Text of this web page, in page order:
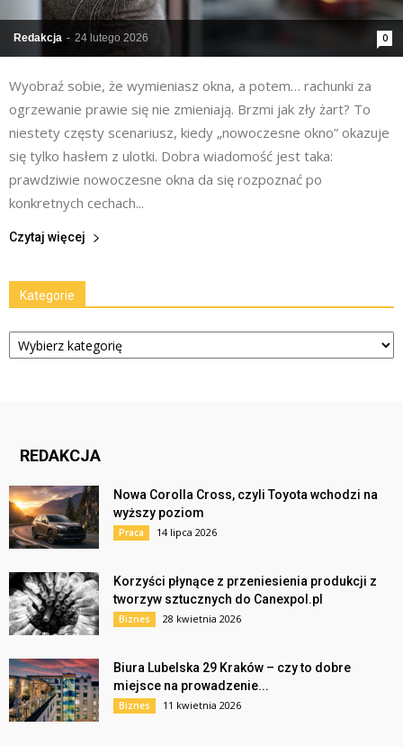
Redakcja - 24 lutego 2026 0
Wyobraź sobie, że wymieniasz okna, a potem… rachunki za
ogrzewanie prawie się nie zmieniają. Brzmi jak zły żart? To
niestety częsty scenariusz, kiedy „nowoczesne okno” okazuje
się tylko hasłem z ulotki. Dobra wiadomość jest taka:
prawdziwie nowoczesne okna da się rozpoznać po
konkretnych cechach...
Czytaj więcej
Kategorie
Kategorie
REDAKCJA
Nowa Corolla Cross, czyli Toyota wchodzi na
wyższy poziom
Praca 14 lipca 2026
Korzyści płynące z przeniesienia produkcji z
tworzyw sztucznych do Canexpol.pl
Biznes 28 kwietnia 2026
Biura Lubelska 29 Kraków – czy to dobre
miejsce na prowadzenie...
Biznes 11 kwietnia 2026